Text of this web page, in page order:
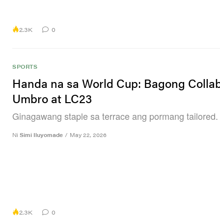
2.3K 0
SPORTS
Handa na sa World Cup: Bagong
Umbro at LC23
Ginagawang staple sa terrace ang pormang tailored.
Ni Simi Iluyomade / May 22, 2026
2.3K 0